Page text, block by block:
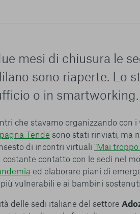
mesi di chiusura le
sono riaperte. Lo
o in smartworking.
che stavamo organizzando con i
Tende sono stati rinviati, ma
di incontri virtuali "Mai
costante contatto con le sedi nel
ed elaborare piani di
vulnerabili e ai bambini
delle sedi italiane del settore